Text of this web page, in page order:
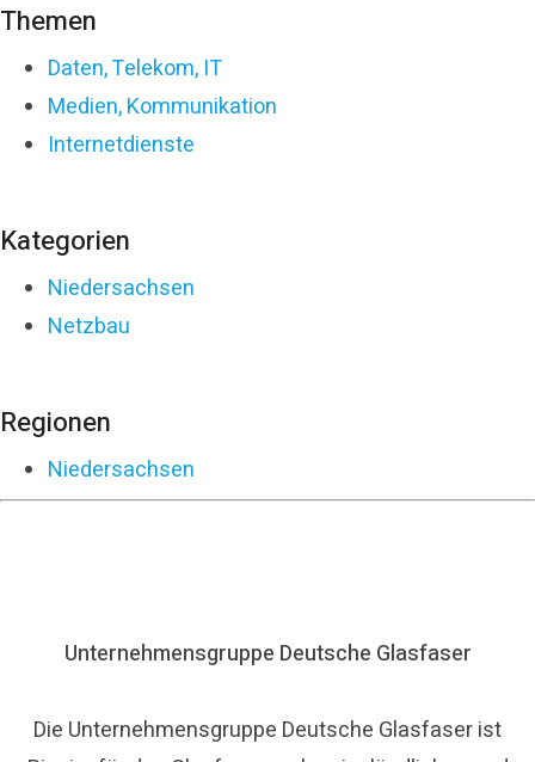
Themen
Daten, Telekom, IT
Medien, Kommunikation
Internetdienste
Kategorien
Niedersachsen
Netzbau
Regionen
Niedersachsen
Unternehmensgruppe Deutsche Glasfaser
Die Unternehmensgruppe Deutsche Glasfaser ist